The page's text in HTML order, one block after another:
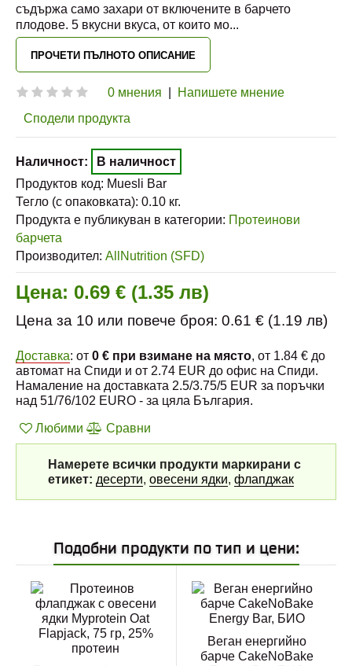
съдържа само захари от включените в барчето
плодове. 5 вкусни вкуса, от които мо...
ПРОЧЕТИ ПЪЛНОТО ОПИСАНИЕ
0 мнения
Напишете мнение
Сподели продукта
Наличност:
В наличност
Продуктов код: Muesli Bar
Тегло (с опаковката): 0.10 кг.
Продукта е публикуван в категории: Протеинови
барчета
Производител: AllNutrition (SFD)
Цена: 0.69 € (1.35 лв)
Цена за 10 или повече броя: 0.61 € (1.19 лв)
Доставка: от 0 € при взимане на място, от 1.84 € до
автомат на Спиди и от 2.74 EUR до офис на Спиди.
Намаление на доставката 2.5/3.75/5 EUR за поръчки
над 51/76/102 EURO - за цяла България.
Любими Сравни
Намерете всички продукти маркирани с
етикет: десерти, овесени ядки, флапджак
Подобни продукти по тип и цени:
Веган енергийно
барче CakeNoBake